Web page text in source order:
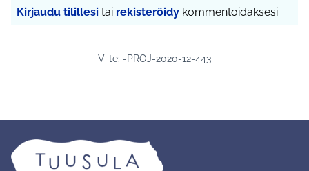
Kirjaudu tilillesi tai rekisteröidy kommentoidaksesi.
Viite: -PROJ-2020-12-443